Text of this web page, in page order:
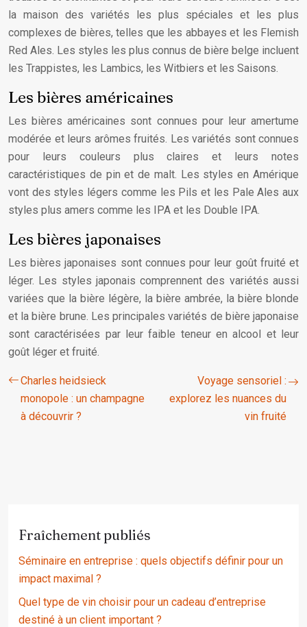
la maison des variétés les plus spéciales et les plus
complexes de bières, telles que les abbayes et les Flemish
Red Ales. Les styles les plus connus de bière belge incluent
les Trappistes, les Lambics, les Witbiers et les Saisons.
Les bières américaines
Les bières américaines sont connues pour leur amertume
modérée et leurs arômes fruités. Les variétés sont connues
pour leurs couleurs plus claires et leurs notes
caractéristiques de pin et de malt. Les styles en Amérique
vont des styles légers comme les Pils et les Pale Ales aux
styles plus amers comme les IPA et les Double IPA.
Les bières japonaises
Les bières japonaises sont connues pour leur goût fruité et
léger. Les styles japonais comprennent des variétés aussi
variées que la bière légère, la bière ambrée, la bière blonde
et la bière brune. Les principales variétés de bière japonaise
sont caractérisées par leur faible teneur en alcool et leur
goût léger et fruité.
Charles heidsieck
monopole : un champagne
à découvrir ?
Voyage sensoriel :
explorez les nuances du
vin fruité
Fraîchement publiés
Séminaire en entreprise : quels objectifs définir pour un
impact maximal ?
Quel type de vin choisir pour un cadeau d’entreprise
destiné à un client important ?